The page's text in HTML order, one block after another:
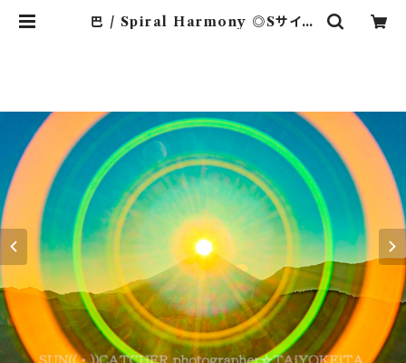
巴 / Spiral Harmony ◎Sサイズ